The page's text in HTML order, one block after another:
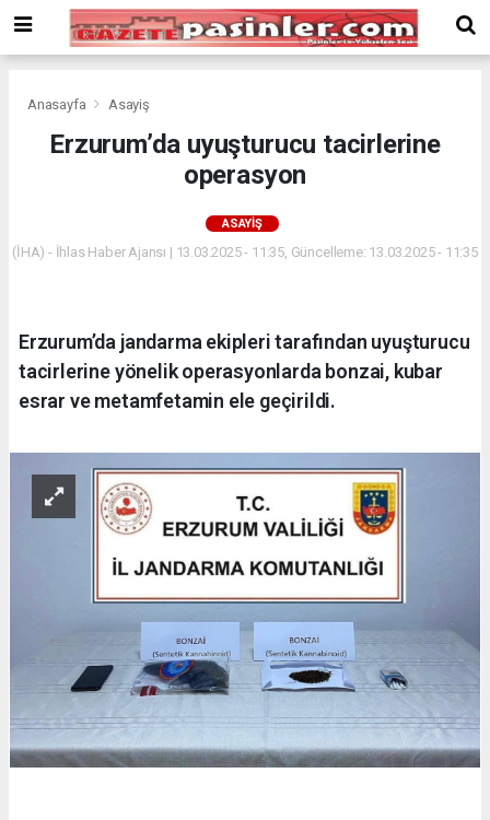
Bonusu
Veren
deneme
siteler
Veren
Anasayfa Asayiş
Erzurum’da uyuşturucu tacirlerine
operasyon
ASAYIŞ
(İHA) - İhlas Haber Ajansı | 13.03.2025 - 11:35, Güncelleme: 13.03.2025 - 11:35
Erzurum’da jandarma ekipleri tarafından uyuşturucu
tacirlerine yönelik operasyonlarda bonzai, kubar
esrar ve metamfetamin ele geçirildi.